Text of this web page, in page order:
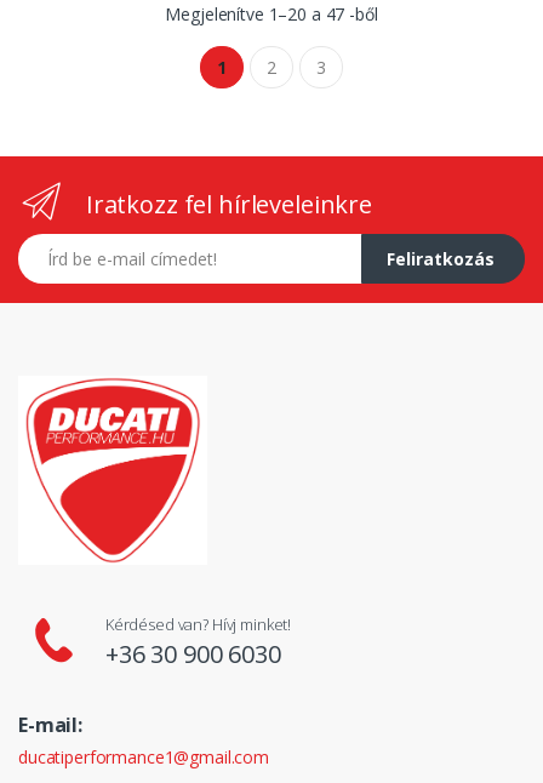
Megjelenítve 1–20 a 47 -ből
1 2 3
Iratkozz fel hírleveleinkre
E-mail címed
Feliratkozás
Kérdésed van? Hívj minket!
+36 30 900 6030
E-mail:
ducatiperformance1@gmail.com